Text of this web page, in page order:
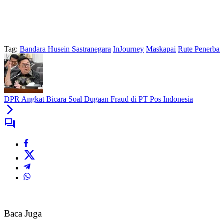
Tag: Bandara Husein Sastranegara InJourney Maskapai Rute
DPR Angkat Bicara Soal Dugaan Fraud di PT Pos Indonesia
Baca Juga